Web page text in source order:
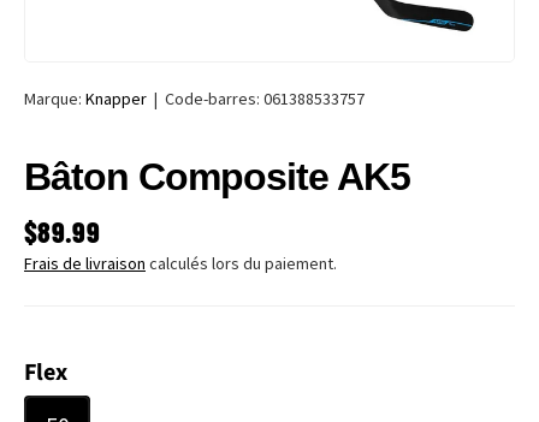
Marque: Knapper | Code-barres: 061388533757
Bâton Composite AK5
PRIX HABITUEL
$89.99
Frais de livraison calculés lors du paiement.
Flex